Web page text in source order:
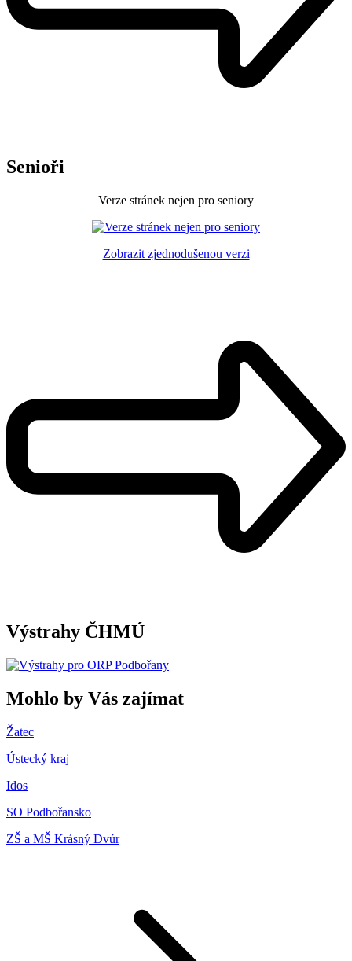
Senioři
Verze stránek nejen pro seniory
Zobrazit zjednodušenou verzi
Výstrahy ČHMÚ
Mohlo by Vás zajímat
Žatec
Ústecký kraj
Idos
SO Podbořansko
ZŠ a MŠ Krásný Dvúr